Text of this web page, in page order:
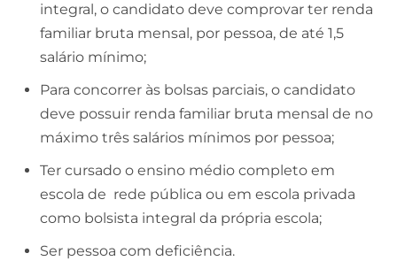
integral, o candidato deve comprovar ter renda
familiar bruta mensal, por pessoa, de até 1,5
salário mínimo;
Para concorrer às bolsas parciais, o candidato
deve possuir renda familiar bruta mensal de no
máximo três salários mínimos por pessoa;
Ter cursado o ensino médio completo em
escola de rede pública ou em escola privada
como bolsista integral da própria escola;
Ser pessoa com deficiência.